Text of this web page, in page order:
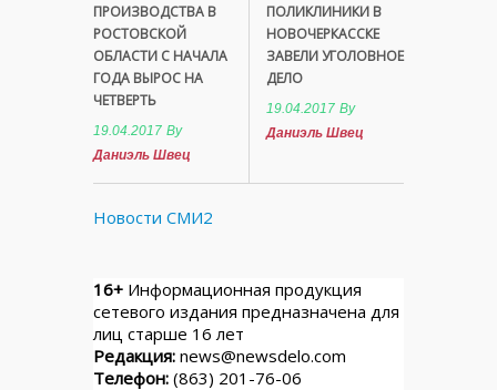
ПРОИЗВОДСТВА В
РОСТОВСКОЙ
ОБЛАСТИ С НАЧАЛА
ГОДА ВЫРОС НА
ЧЕТВЕРТЬ
19.04.2017 By
Даниэль Швец
ПОЛИКЛИНИКИ В
НОВОЧЕРКАССКЕ
ЗАВЕЛИ УГОЛОВНОЕ
ДЕЛО
19.04.2017 By
Даниэль Швец
Новости СМИ2
16+ Информационная продукция
сетевого издания предназначена для
лиц старше 16 лет
Редакция: news@newsdelo.com
Телефон: (863) 201-76-06